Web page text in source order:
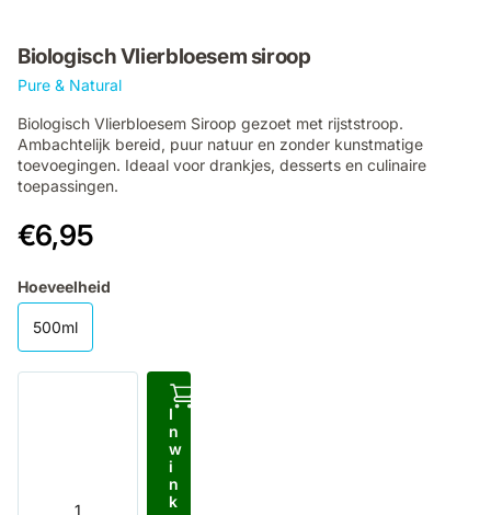
Biologisch Vlierbloesem siroop
Pure & Natural
Biologisch Vlierbloesem Siroop gezoet met rijststroop.
Ambachtelijk bereid, puur natuur en zonder kunstmatige
toevoegingen. Ideaal voor drankjes, desserts en culinaire
toepassingen.
€6,95
Hoeveelheid
500ml
I
n
w
i
n
k